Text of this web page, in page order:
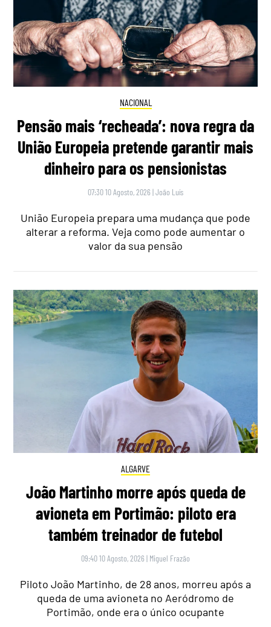
NACIONAL
Pensão mais ‘recheada’: nova regra da
União Europeia pretende garantir mais
dinheiro para os pensionistas
07:30 10 Agosto, 2026 |João Luís
União Europeia prepara uma mudança que pode
alterar a reforma. Veja como pode aumentar o
valor da sua pensão
ALGARVE
João Martinho morre após queda de
avioneta em Portimão: piloto era
também treinador de futebol
09:40 10 Agosto, 2026 | Miguel Frazão
Piloto João Martinho, de 28 anos, morreu após a
queda de uma avioneta no Aeródromo de
Portimão, onde era o único ocupante